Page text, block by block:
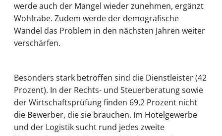
werde auch der Mangel wieder zunehmen, ergänzt
Wohlrabe. Zudem werde der demografische
Wandel das Problem in den nächsten Jahren weiter
verschärfen.
Besonders stark betroffen sind die Dienstleister (42
Prozent). In der Rechts- und Steuerberatung sowie
der Wirtschaftsprüfung finden 69,2 Prozent nicht
die Bewerber, die sie brauchen. Im Hotelgewerbe
und der Logistik sucht rund jedes zweite